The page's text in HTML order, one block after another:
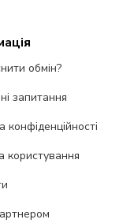
обмін?
запитання
конфіденційності
користування